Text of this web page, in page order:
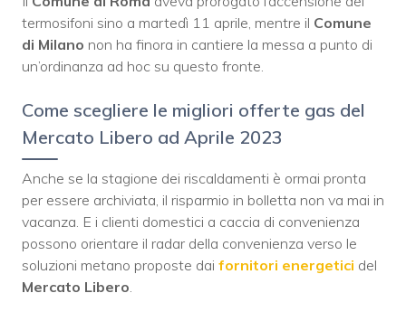
termosifoni sino a martedì 11 aprile, mentre il Comune
di Milano non ha finora in cantiere la messa a punto di
un’ordinanza ad hoc su questo fronte.
Come scegliere le migliori offerte gas del
Mercato Libero ad Aprile 2023
Anche se la stagione dei riscaldamenti è ormai pronta
per essere archiviata, il risparmio in bolletta non va mai in
vacanza. E i clienti domestici a caccia di convenienza
possono orientare il radar della convenienza verso le
soluzioni metano proposte dai fornitori energetici del
Mercato Libero